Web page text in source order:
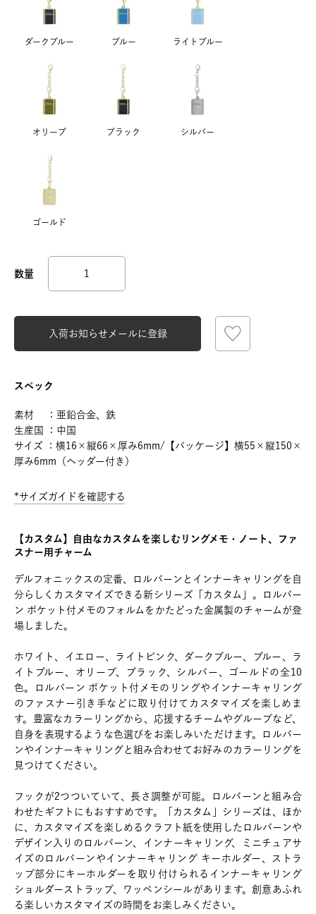
ダークブルー ブルー ライトブルー
オリーブ ブラック シルバー
ゴールド
入荷お知らせメールに登録
スペック
素材 ：亜鉛合金、鉄
生産国 ：中国
サイズ ：横16×縦66×厚み6mm/【パッケージ】横55×縦150×
厚み6mm（ヘッダー付き）
*サイズガイドを確認する
【カスタム】自由なカスタムを楽しむリングメモ・ノート、ファ
スナー用チャーム
デルフォニックスの定番、ロルバーンとインナーキャリングを自
分らしくカスタマイズできる新シリーズ「カスタム」。ロルバー
ン ポケット付メモのフォルムをかたどった金属製のチャームが登
場しました。
ホワイト、イエロー、ライトピンク、ダークブルー、ブルー、ラ
イトブルー、オリーブ、ブラック、シルバー、ゴールドの全10
色。ロルバーン ポケット付メモのリングやインナーキャリング
のファスナー引き手などに取り付けてカスタマイズを楽しめま
す。豊富なカラーリングから、応援するチームやグループなど、
自身を表現するような色選びをお楽しみいただけます。ロルバー
ンやインナーキャリングと組み合わせてお好みのカラーリングを
見つけてください。
フックが2つついていて、長さ調整が可能。ロルバーンと組み合
わせたギフトにもおすすめです。「カスタム」シリーズは、ほか
に、カスタマイズを楽しめるクラフト紙を使用したロルバーンや
デザイン入りのロルバーン、インナーキャリング、ミニチュアサ
イズのロルバーンやインナーキャリング キーホルダー、ストラ
ップ部分にキーホルダーを取り付けられるインナーキャリング
ショルダーストラップ、ワッペンシールがあります。創意あふれ
る楽しいカスタマイズの時間をお楽しみください。